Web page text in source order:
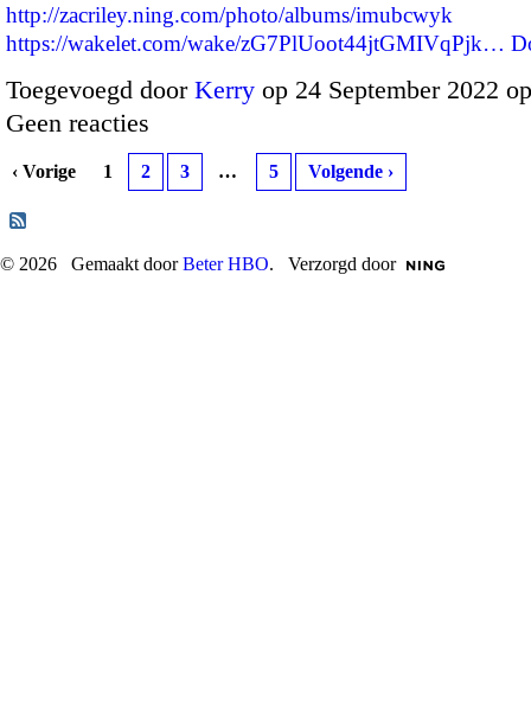
http://zacriley.ning.com/photo/albums/imubcwyk
https://wakelet.com/wake/zG7PlUoot44jtGMIVqPjk…
Toegevoegd door Kerry op 24 September 2022
Geen reacties
‹ Vorige 1 2 3 … 5 Volgende ›
© 2026 Gemaakt doorBeter HBO. Verzorgd door